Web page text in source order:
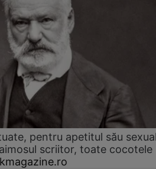
pentru apetitul său
scriitor, toate cocotele